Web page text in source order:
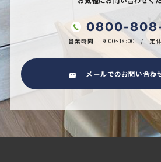
0800-808-
営業時間 9:00~18:00 定
メールでのお問い合わ